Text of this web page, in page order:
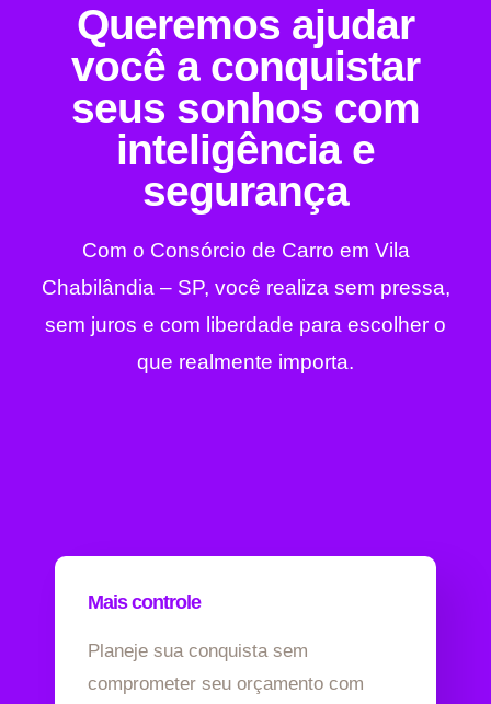
Queremos ajudar
você a conquistar
seus sonhos com
inteligência e
segurança
Com o Consórcio de Carro em Vila
Chabilândia – SP, você realiza sem pressa,
sem juros e com liberdade para escolher o
que realmente importa.
Mais controle
Planeje sua conquista sem
comprometer seu orçamento com